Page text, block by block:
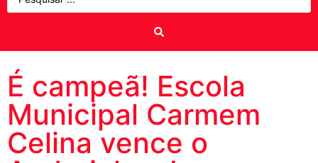
É campeã! Escola
Municipal Carmem
Celina vence o